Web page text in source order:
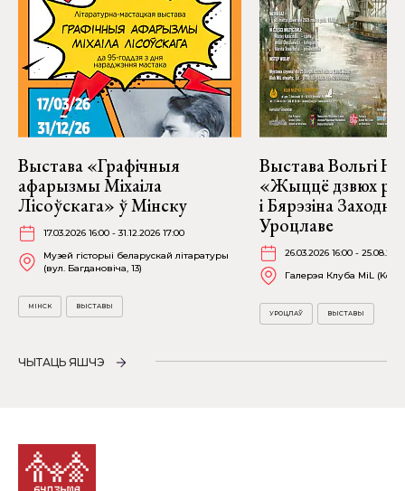
Выстава «Графічныя
афарызмы Міхаіла
Лісоўскага» ў Мінску
17.03.2026 16:00 - 31.12.2026 17:00
Музей гісторыі беларускай літаратуры
(вул. Багдановіча, 13)
МІНСК ВЫСТАВЫ
Выстава Вольгі
«Жыццё дзвюх
і Бярэзіна
Уроцлаве
26.03.2026 16:00 -
Галерэя Клуба MiL
УРОЦЛАЎ ВЫСТАВЫ
ЧЫТАЦЬ ЯШЧЭ